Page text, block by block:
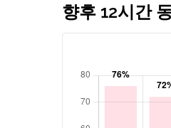
향후 12시간